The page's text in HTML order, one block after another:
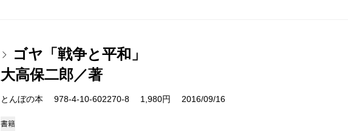
ゴヤ「戦争と平和」
大高保二郎／著
とんぼの本 978-4-10-602270-8 1,980円 2016/09/16
書籍